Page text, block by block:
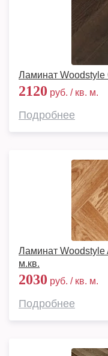
Ламинат Woodstyle
2120 руб. / кв. м.
Подробнее
Ламинат Woodstyle
м.кв.
2030 руб. / кв. м.
Подробнее